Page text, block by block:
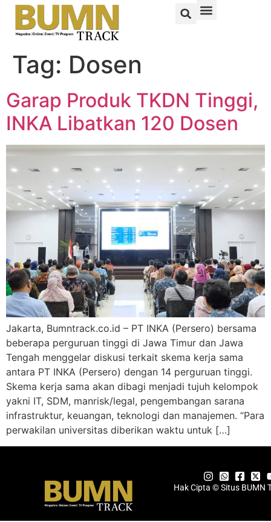
Tag: Dosen
Garap Produk TKDN Tinggi,
INKA Libatkan 120 Dosen
Jakarta, Bumntrack.co.id – PT INKA (Persero) bersama
beberapa perguruan tinggi di Jawa Timur dan Jawa
Tengah menggelar diskusi terkait skema kerja sama
antara PT INKA (Persero) dengan 14 perguruan tinggi.
Skema kerja sama akan dibagi menjadi tujuh kelompok
yakni IT, SDM, manrisk/legal, pengembangan sarana
infrastruktur, keuangan, teknologi dan manajemen. “Para
perwakilan universitas diberikan waktu untuk […]
Hak Cipta © Situs BUMN